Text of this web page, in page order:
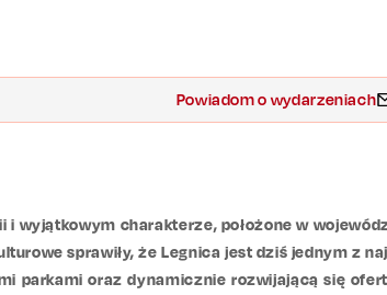
Powiadom o wydarzeniach
i wyjątkowym charakterze, położone w
sprawiły, że Legnica jest dziś jednym z
parkami oraz dynamicznie rozwijającą się